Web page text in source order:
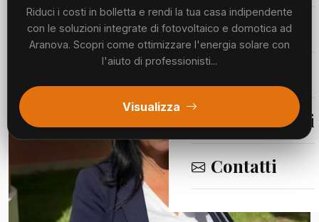
Meteo
Segnalazioni
Contatti
GIOVEDÌ, 18 GIUGNO 2026 71 LETTURE 1 MIN DI LETTURA
Riduci i costi in bolletta e rendi la tua casa indipendente
con le soluzioni integrate di fotovoltaico e domotica ad
Aranova. Scopri come ottimizzare l'energia solare con
l'aiuto di professionisti...
Visualizza